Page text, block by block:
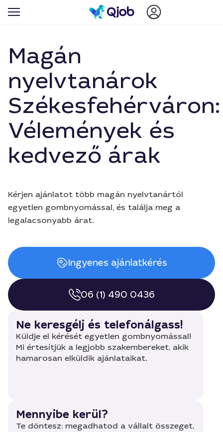
Magán
nyelvtanárok
Székesfehérváron:
Vélemények és
kedvező árak
Kérjen ajánlatot több magán nyelvtanártól
egyetlen gombnyomással, és találja meg a
legalacsonyabb árat.
Ingyenes ajánlatkérés
06 (1) 490 0436
Ne keresgélj és telefonálgass!
Küldje el kérését egyetlen gombnyomással!
Mi értesítjük a legjobb szakembereket, akik
hamarosan elküldik ajánlataikat.
Mennyibe kerül?
Te döntesz: megadhatod a vállalt összeget,